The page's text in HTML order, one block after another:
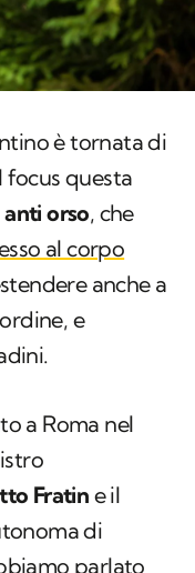
è tornata di
focus questa
orso, che
al corpo
anche a
e
a Roma nel
Fratin e il
di
parlato